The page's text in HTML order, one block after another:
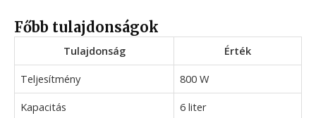
Főbb tulajdonságok
Tulajdonság
Érték
Teljesítmény
800 W
Kapacitás
6 liter